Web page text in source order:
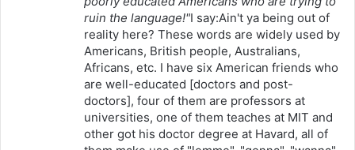
ruin the language!"I say:Ain't ya being out of
reality here? These words are widely used by
Americans, British people, Australians,
Africans, etc. I have six American friends who
are well-educated [doctors and post-
doctors], four of them are professors at
universities, one of them teaches at MIT and
other got his doctor degree at Havard, all of